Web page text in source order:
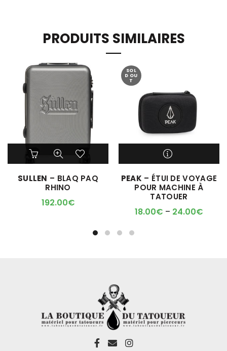
PRODUITS SIMILAIRES
Ce
produit
plusieurs
variations.
Les
SULLEN – BLAQ PAQ
RHINO
192.00€
SOL
D OU
T
plusieurs
variations.
Les
options
M'ALERTER QUAND
L'ARTICLE SERA DISPO !
PEAK – ÉTUI DE VOYAGE
POUR MACHINE À
TATOUER
18.00€ – 24.00€